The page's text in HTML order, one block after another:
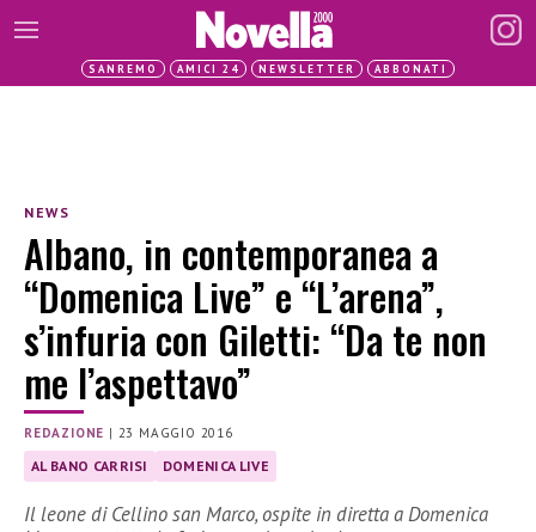
SANREMO AMICI 24 NEWSLETTER ABBONATI
NEWS
Albano, in contemporanea a
“Domenica Live” e “L’arena”,
s’infuria con Giletti: “Da te non
me l’aspettavo”
REDAZIONE | 23 MAGGIO 2016
AL BANO CARRISI DOMENICA LIVE
Il leone di Cellino san Marco, ospite in diretta a Domenica